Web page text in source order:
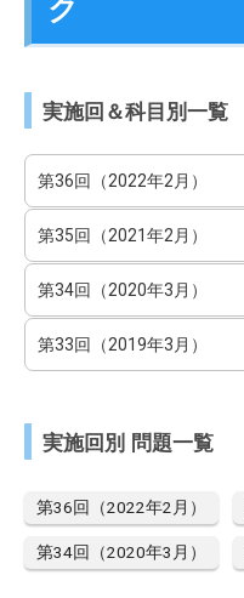
ク
実施回＆科目別一覧
第36回（2022年2月）
第35回（2021年2月）
第34回（2020年3月）
第33回（2019年3月）
実施回別 問題一覧
第36回（2022年2月）
第34回（2020年3月）